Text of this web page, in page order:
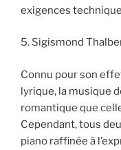
exigences
5. Sigismond
Connu pour son
lyrique, la musique
romantique que
Cependant, tous
piano raffinée à